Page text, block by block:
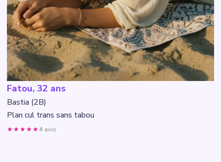
Fatou, 32 ans
Bastia (2B)
Plan cul trans sans tabou
★★★★★4 avis